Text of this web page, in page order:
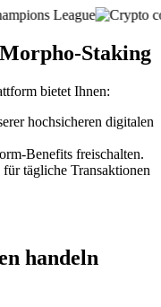
Staking
bietet Ihnen:
hochsicheren digitalen
Benefits freischalten.
tägliche Transaktionen
handeln